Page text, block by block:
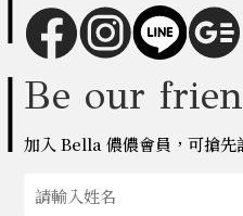
Be our
加入 Bella 儂儂會員，可搶先